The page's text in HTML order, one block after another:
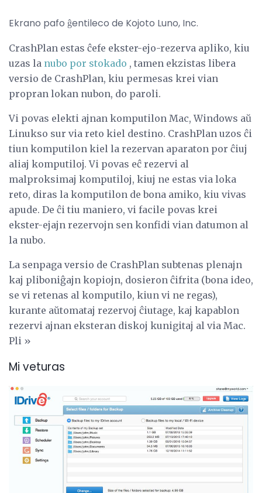
Ekrano pafo ĝentileco de Kojoto Luno, Inc.
CrashPlan estas ĉefe ekster-ejo-rezerva apliko, kiu
uzas la nubo por stokado , tamen ekzistas libera
versio de CrashPlan, kiu permesas krei vian
propran lokan nubon, do paroli.
Vi povas elekti ajnan komputilon Mac, Windows aŭ
Linukso sur via reto kiel destino. CrashPlan uzos ĉi
tiun komputilon kiel la rezervan aparaton por ĉiuj
aliaj komputiloj. Vi povas eĉ rezervi al
malproksimaj komputiloj, kiuj ne estas via loka
reto, diras la komputilon de bona amiko, kiu vivas
apude. De ĉi tiu maniero, vi facile povas krei
ekster-ejajn rezervojn sen konfidi vian datumon al
la nubo.
La senpaga versio de CrashPlan subtenas plenajn
kaj pliboniĝajn kopiojn, dosieron ĉifrita (bona ideo,
se vi retenas al komputilo, kiun vi ne regas),
kurante aŭtomataj rezervoj ĉiutage, kaj kapablon
rezervi ajnan eksteran diskoj kunigitaj al via Mac.
Pli »
Mi veturas